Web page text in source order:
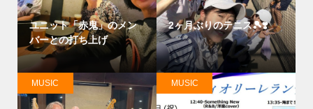
ユニット「赤鬼」のメン
バーとの打ち上げ
2ヶ月ぶりのテニス🎾❣️
MUSIC MUSIC